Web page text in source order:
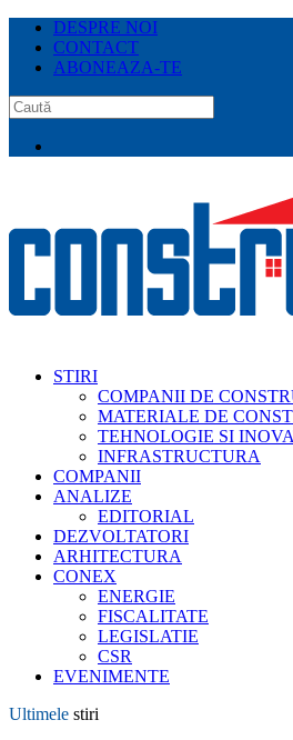
DESPRE NOI
CONTACT
ABONEAZA-TE
STIRI
COMPANII DE
MATERIALE DE
TEHNOLOGIE SI
INFRASTRUCTURA
COMPANII
ANALIZE
EDITORIAL
DEZVOLTATORI
ARHITECTURA
CONEX
ENERGIE
FISCALITATE
LEGISLATIE
CSR
EVENIMENTE
Ultimele stiri